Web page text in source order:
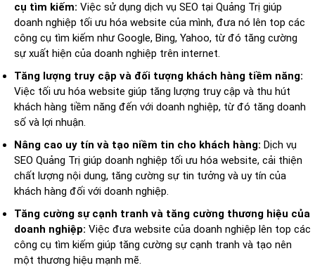
cụ tìm kiếm: Việc sử dụng dịch vụ SEO tại Quảng Trị giúp
doanh nghiệp tối ưu hóa website của mình, đưa nó lên top các
công cụ tìm kiếm như Google, Bing, Yahoo, từ đó tăng cường
sự xuất hiện của doanh nghiệp trên internet.
Tăng lượng truy cập và đối tượng khách hàng tiềm năng:
Việc tối ưu hóa website giúp tăng lượng truy cập và thu hút
khách hàng tiềm năng đến với doanh nghiệp, từ đó tăng doanh
số và lợi nhuận.
Nâng cao uy tín và tạo niềm tin cho khách hàng: Dịch vụ
SEO Quảng Trị giúp doanh nghiệp tối ưu hóa website, cải thiện
chất lượng nội dung, tăng cường sự tin tưởng và uy tín của
khách hàng đối với doanh nghiệp.
Tăng cường sự cạnh tranh và tăng cường thương hiệu của
doanh nghiệp: Việc đưa website của doanh nghiệp lên top các
công cụ tìm kiếm giúp tăng cường sự cạnh tranh và tạo nên
một thương hiệu mạnh mẽ.